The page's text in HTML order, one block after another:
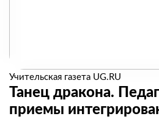
Учительская газета UG.RU
Танец дракона.
приемы